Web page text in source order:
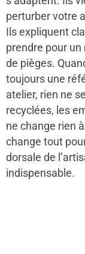
perturber votre
Ils expliquent
prendre pour
de pièges.
toujours une
atelier, rien ne
recyclées, les
ne change rien
change tout
dorsale de
indispensable.